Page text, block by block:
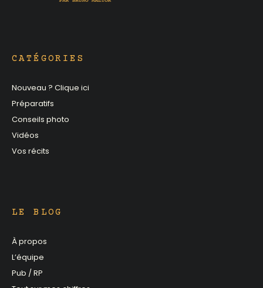
CATÉGORIES
Nouveau ? Clique ici
Préparatifs
Conseils photo
Vidéos
Vos récits
LE BLOG
À propos
L’équipe
Pub / RP